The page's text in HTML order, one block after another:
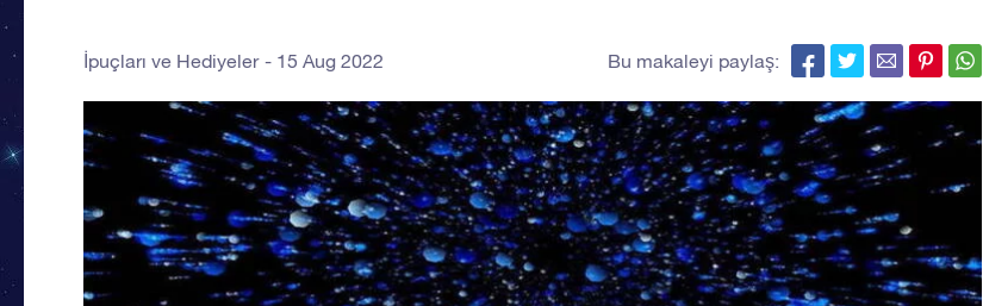
İpuçları ve Hediyeler 15 Aug 2022 Bu makaleyi paylaş: